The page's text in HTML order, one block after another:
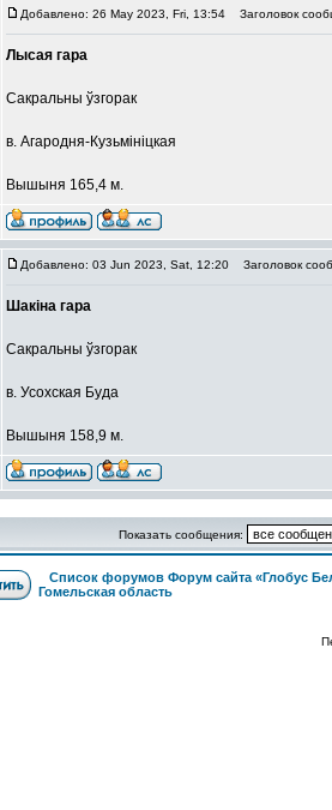
Добавлено: 26 May 2023, Fri, 13:54 Заголовок
Лысая гара
Сакральны ўзгорак
в. Агародня-Кузьмініцкая
Вышыня 165,4 м.
Добавлено: 03 Jun 2023, Sat, 12:20 Заголовок
Шакіна гара
Сакральны ўзгорак
в. Усохская Буда
Вышыня 158,9 м.
Показать сообщения:
Список форумов Форум сайта «Глобус
Гомельская область